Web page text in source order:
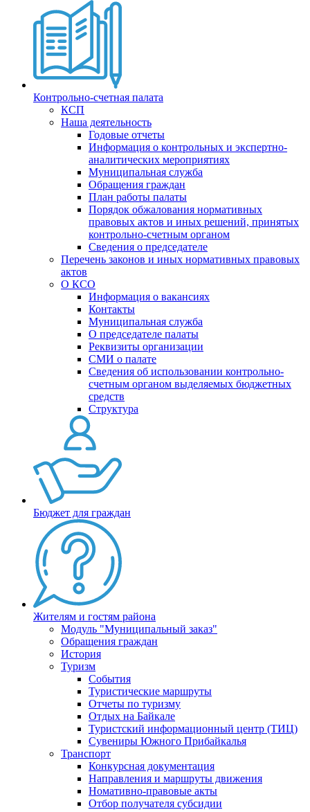
Контрольно-счетная палата
КСП
Наша деятельность
Годовые отчеты
Информация о контрольных и экспертно-
аналитических мероприятиях
Муниципальная служба
Обращения граждан
План работы палаты
Порядок обжалования нормативных
правовых актов и иных решений, принятых
контрольно-счетным органом
Сведения о председателе
Перечень законов и иных нормативных правовых
актов
О КСО
Информация о вакансиях
Контакты
Муниципальная служба
О председателе палаты
Реквизиты организации
СМИ о палате
Сведения об использовании контрольно-
счетным органом выделяемых бюджетных
средств
Структура
Бюджет для граждан
Жителям и гостям района
Модуль "Муниципальный заказ"
Обращения граждан
История
Туризм
События
Туристические маршруты
Отчеты по туризму
Отдых на Байкале
Туристский информационный центр (ТИЦ)
Сувениры Южного Прибайкалья
Транспорт
Конкурсная документация
Направления и маршруты движения
Номативно-правовые акты
Отбор получателя субсидии